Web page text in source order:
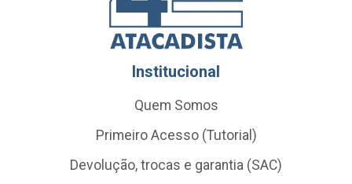
Institucional
Quem Somos
Primeiro Acesso (Tutorial)
Devolução, trocas e garantia (SAC)